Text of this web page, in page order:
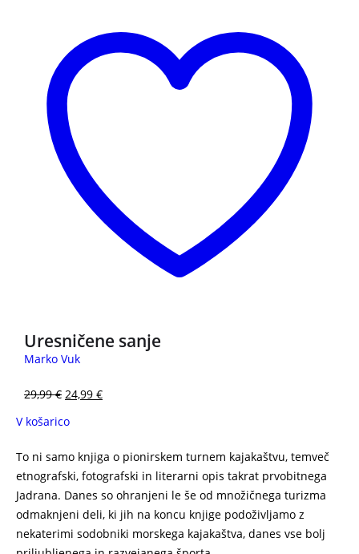
Uresničene sanje
Marko Vuk
29,99€ 24,99 €
V košarico
To ni samo knjiga o pionirskem turnem kajakaštvu, temveč
etnografski, fotografski in literarni opis takrat prvobitnega
Jadrana. Danes so ohranjeni le še od množičnega turizma
odmaknjeni deli, ki jih na koncu knjige podoživljamo z
nekaterimi sodobniki morskega kajakaštva, danes vse bolj